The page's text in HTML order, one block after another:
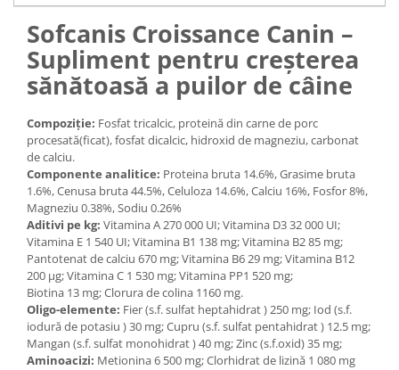
Medii filtrante
Decoruri si plante artificiale
Accesorii acvarii
Piese de schimb
Batoane
Colivii pentru pasari
Hrana pasari
Rozatoare
Igiena rozatoare
Hrana Rozatoare
Reptile
Hrana reptile
Igiena reptile
Decoruri terarii
Sofcanis Croissance Canin –
Supliment pentru creșterea
sănătoasă a puilor de câine
Compoziție: Fosfat tricalcic, proteină din carne de porc
procesată(ficat), fosfat dicalcic, hidroxid de magneziu, carbonat
de calciu.
Componente analitice: Proteina bruta 14.6%, Grasime bruta
1.6%, Cenusa bruta 44.5%, Celuloza 14.6%, Calciu 16%, Fosfor 8%,
Magneziu 0.38%, Sodiu 0.26%
Aditivi pe kg: Vitamina A 270 000 UI; Vitamina D3 32 000 UI;
Vitamina E 1 540 UI; Vitamina B1 138 mg; Vitamina B2 85 mg;
Pantotenat de calciu 670 mg; Vitamina B6 29 mg; Vitamina B12
200 µg; Vitamina C 1 530 mg; Vitamina PP1 520 mg;
Biotina 13 mg; Clorura de colina 1160 mg.
Oligo-elemente: Fier (s.f. sulfat heptahidrat ) 250 mg; Iod (s.f.
iodură de potasiu ) 30 mg; Cupru (s.f. sulfat pentahidrat ) 12.5 mg;
Mangan (s.f. sulfat monohidrat ) 40 mg; Zinc (s.f.oxid) 35 mg;
Aminoacizi: Metionina 6 500 mg; Clorhidrat de lizină 1 080 mg